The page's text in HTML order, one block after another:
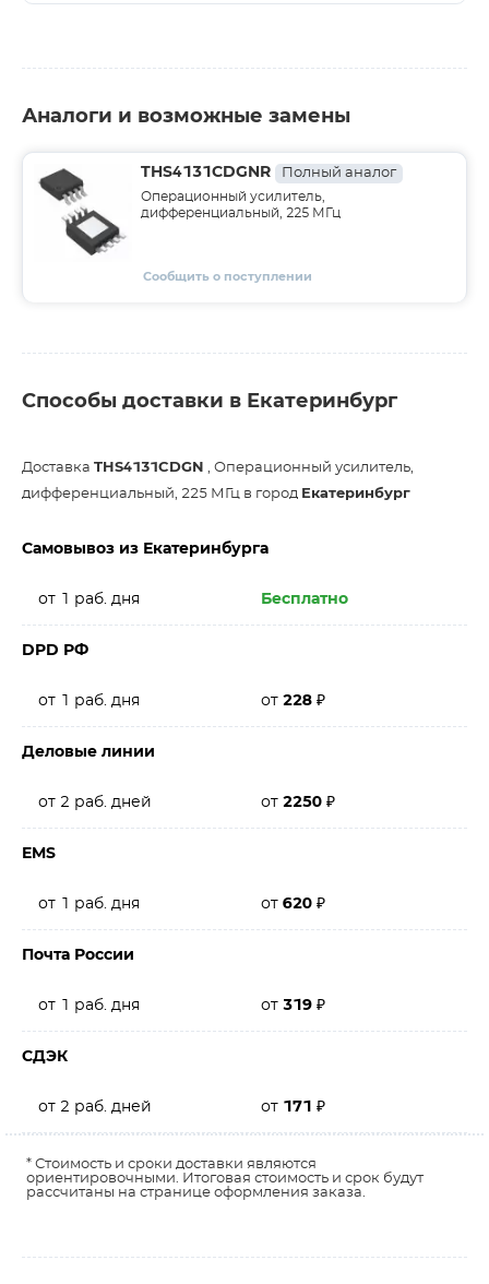
Аналоги и возможные замены
THS4131CDGNR Полный аналог
Операционный усилитель,
дифференциальный, 225 МГц
Сообщить о поступлении
Способы доставки в Екатеринбург
Доставка THS4131CDGN , Операционный усилитель,
дифференциальный, 225 МГц в город Екатеринбург
Самовывоз из Екатеринбурга
от 1 раб. дня Бесплатно
DPD РФ
от 1 раб. дня от 228 ₽
Деловые линии
от 2 раб. дней от 2250 ₽
EMS
от 1 раб. дня от 620 ₽
Почта России
от 1 раб. дня от 319 ₽
СДЭК
от 2 раб. дней от 171 ₽
* Стоимость и сроки доставки являются
ориентировочными. Итоговая стоимость и срок будут
рассчитаны на странице оформления заказа.